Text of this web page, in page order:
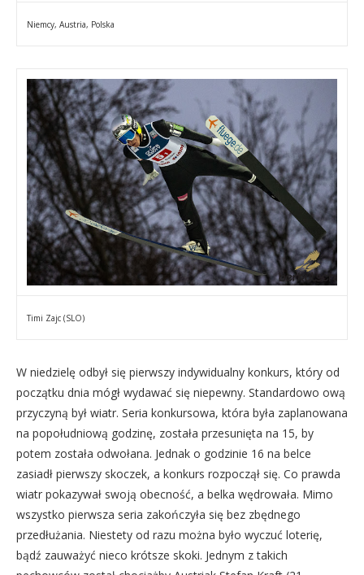
Niemcy, Austria, Polska
Timi Zajc (SLO)
W niedzielę odbył się pierwszy indywidualny konkurs, który od
początku dnia mógł wydawać się niepewny. Standardowo ową
przyczyną był wiatr. Seria konkursowa, która była zaplanowana
na popołudniową godzinę, została przesunięta na 15, by
potem została odwołana. Jednak o godzinie 16 na belce
zasiadł pierwszy skoczek, a konkurs rozpoczął się. Co prawda
wiatr pokazywał swoją obecność, a belka wędrowała. Mimo
wszystko pierwsza seria zakończyła się bez zbędnego
przedłużania. Niestety od razu można było wyczuć loterię,
bądź zauważyć nieco krótsze skoki. Jednym z takich